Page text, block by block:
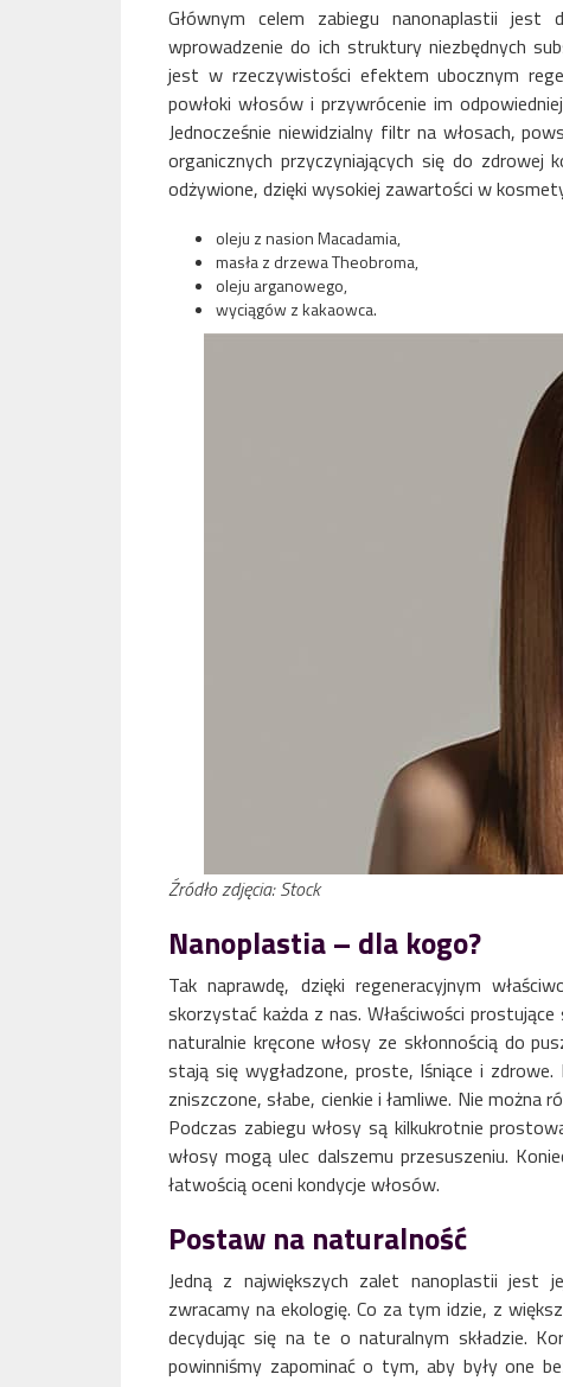
Głównym celem zabiegu nanonaplastii jest
wprowadzenie do ich struktury niezbędnych
jest w rzeczywistości efektem ubocznym
powłoki włosów i przywrócenie im
Jednocześnie niewidzialny filtr na włosach,
organicznych przyczyniających się do zdrowej
odżywione, dzięki wysokiej zawartości w
oleju z nasion Macadamia,
masła z drzewa Theobroma,
oleju arganowego,
wyciągów z kakaowca.
Źródło zdjęcia: Stock
Nanoplastia – dla kogo?
Tak naprawdę, dzięki regeneracyjnym
skorzystać każda z nas. Właściwości
naturalnie kręcone włosy ze skłonnością do
stają się wygładzone, proste, lśniące i
zniszczone, słabe, cienkie i łamliwe. Nie można
Podczas zabiegu włosy są kilkukrotnie
włosy mogą ulec dalszemu przesuszeniu.
łatwością oceni kondycje włosów.
Postaw na naturalność
Jedną z największych zalet nanoplastii jest
zwracamy na ekologię. Co za tym idzie, z
decydując się na te o naturalnym składzie.
powinniśmy zapominać o tym, aby były one